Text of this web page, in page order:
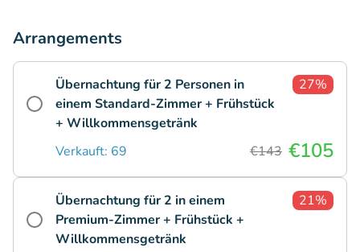
Arrangements
Übernachtung für 2 Personen in
einem Standard-Zimmer + Frühstück
+ Willkommensgetränk
27%
Verkauft: 69 €143 €105
Übernachtung für 2 in einem
Premium-Zimmer + Frühstück +
Willkommensgetränk
21%